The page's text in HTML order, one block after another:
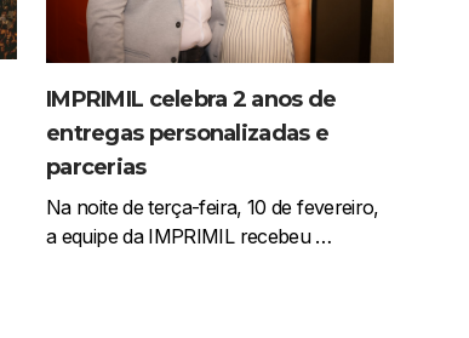
IMPRIMIL celebra 2 anos de
entregas personalizadas e
parcerias
Na noite de terça-feira, 10 de fevereiro,
a equipe da IMPRIMIL recebeu …